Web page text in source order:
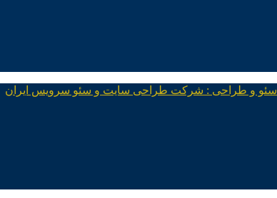
سئو و طراحی : شرکت طراحی سایت و سئو سرویس ایران